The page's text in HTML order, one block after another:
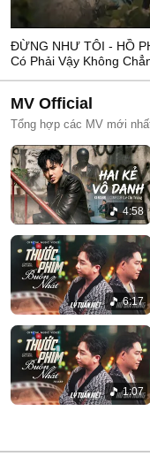
ĐỪNG NHƯ TÔI - HỒ
Có Phải Vậy Không
MV Official
Tổng hợp các MV mới
4:58
6:17
1:07